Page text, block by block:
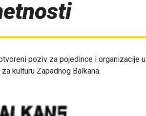
poziv za pojedince i organizacije u
kulturu Zapadnog Balkana.